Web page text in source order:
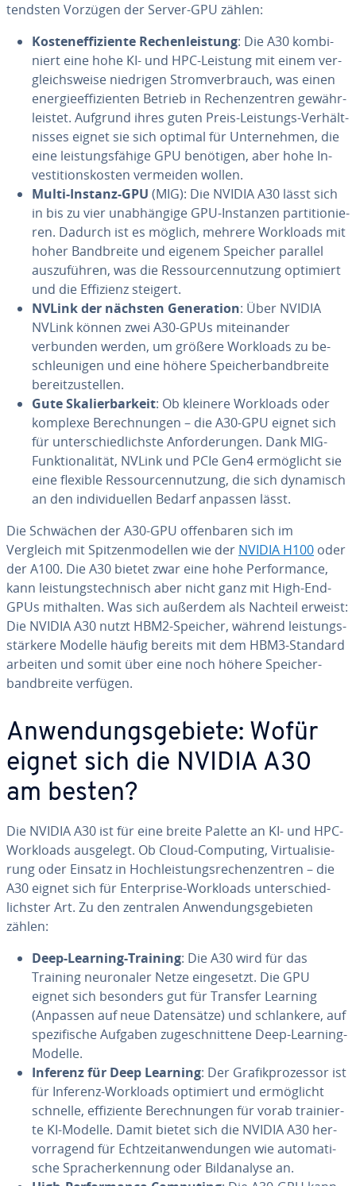
tends­ten Vorzügen der Server-GPU zählen:
Kos­ten­ef­fi­zi­en­te Re­chen­leis­tung: Die A30 kom­bi­
niert eine hohe KI- und HPC-Leistung mit einem ver­
gleichs­wei­se niedrigen Strom­ver­brauch, was einen
en­er­gie­ef­fi­zi­en­ten Betrieb in Re­chen­zen­tren ge­währ­
leis­tet. Aufgrund ihres guten Preis-Leistungs-Ver­hält­
nis­ses eignet sie sich optimal für Un­ter­neh­men, die
eine leis­tungs­fä­hi­ge GPU benötigen, aber hohe In­
ves­ti­ti­ons­kos­ten vermeiden wollen.
Multi-Instanz-GPU (MIG): Die NVIDIA A30 lässt sich
in bis zu vier un­ab­hän­gi­ge GPU-Instanzen par­ti­tio­nie­
ren. Dadurch ist es möglich, mehrere Workloads mit
hoher Band­brei­te und eigenem Speicher parallel
aus­zu­füh­ren, was die Res­sour­cen­nut­zung optimiert
und die Effizienz steigert.
NVLink der nächsten Ge­ne­ra­ti­on: Über NVIDIA
NVLink können zwei A30-GPUs mit­ein­an­der
verbunden werden, um größere Workloads zu be­
schleu­ni­gen und eine höhere Spei­cher­band­brei­te
be­reit­zu­stel­len.
Gute Ska­lier­bar­keit: Ob kleinere Workloads oder
komplexe Be­rech­nun­gen – die A30-GPU eignet sich
für un­ter­schied­lichs­te An­for­de­run­gen. Dank MIG-
Funk­tio­na­li­tät, NVLink und PCIe Gen4 er­mög­licht sie
eine flexible Res­sour­cen­nut­zung, die sich dynamisch
an den in­di­vi­du­el­len Bedarf anpassen lässt.
Die Schwächen der A30-GPU of­fen­ba­ren sich im
Vergleich mit Spit­zen­mo­del­len wie der NVIDIA H100 oder
der A100. Die A30 bietet zwar eine hohe Per­for­mance,
kann leis­tungs­tech­nisch aber nicht ganz mit High-End-
GPUs mithalten. Was sich außerdem als Nachteil erweist:
Die NVIDIA A30 nutzt HBM2-Speicher, während leis­tungs­
stär­ke­re Modelle häufig bereits mit dem HBM3-Standard
arbeiten und somit über eine noch höhere Spei­cher­
band­brei­te verfügen.
An­wen­dungs­ge­bie­te: Wofür
eignet sich die NVIDIA A30
am besten?
Die NVIDIA A30 ist für eine breite Palette an KI- und HPC-
Workloads ausgelegt. Ob Cloud-Computing, Vir­tua­li­sie­
rung oder Einsatz in Hoch­leis­tungs­re­chen­zen­tren – die
A30 eignet sich für En­ter­pri­se-Workloads un­ter­schied­
lichs­ter Art. Zu den zentralen An­wen­dungs­ge­bie­ten
zählen:
Deep-Learning-Training: Die A30 wird für das
Training neu­ro­na­ler Netze ein­ge­setzt. Die GPU
eignet sich besonders gut für Transfer Learning
(Anpassen auf neue Da­ten­sät­ze) und schlan­ke­re, auf
spe­zi­fi­sche Aufgaben zu­ge­schnit­te­ne Deep-Learning-
Modelle.
Inferenz für Deep Learning: Der Gra­fik­pro­zes­sor ist
für Inferenz-Workloads optimiert und er­mög­licht
schnelle, ef­fi­zi­en­te Be­rech­nun­gen für vorab trai­nier­
te KI-Modelle. Damit bietet sich die NVIDIA A30 her­
vor­ra­gend für Echt­zeit­an­wen­dun­gen wie au­to­ma­ti­
sche Sprach­er­ken­nung oder Bild­ana­ly­se an.